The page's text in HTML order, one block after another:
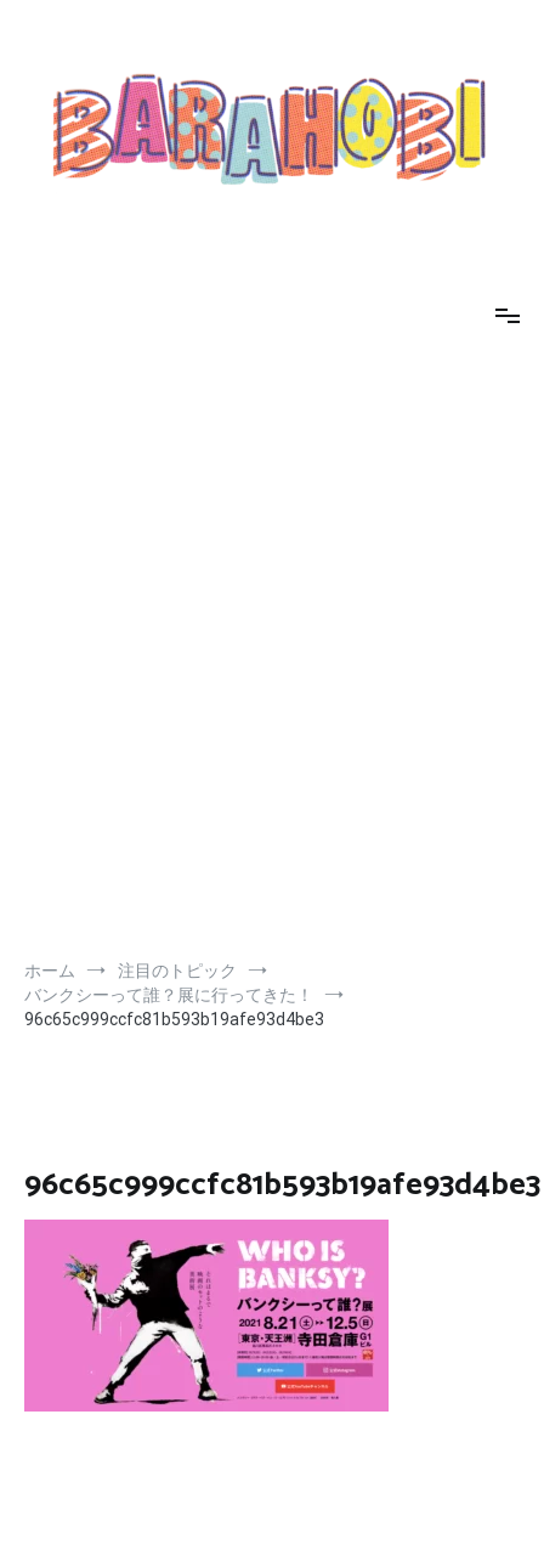
ホーム
注目のトピック
バンクシーって誰？展に行ってきた！
96c65c999ccfc81b593b19afe93d4be3
96c65c999ccfc81b593b19afe93d4be3